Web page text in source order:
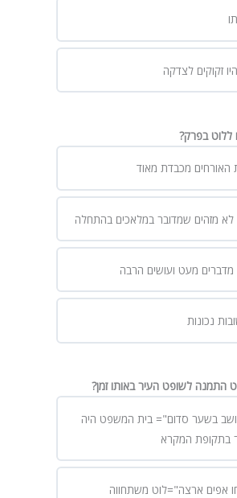
זקוקים לצדקה
בפרק?
האורחים מכבדת מאוד
לא מזהים שמדובר במלאכים בהתחלה
מדברים מעט ועושים הרבה
נכונות
התמנה לשופט העיר באותו זמן?
בשער סדום"= בית המשפט היה
בתקופת המקרא
אפים ארצה"=לוט משתחווה